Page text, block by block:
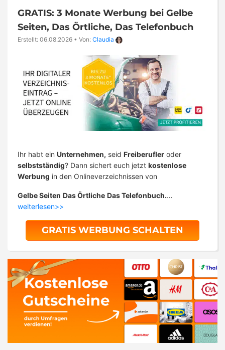
GRATIS: 3 Monate Werbung bei Gelbe
Seiten, Das Örtliche, Das Telefonbuch
Erstellt: 06.08.2026 • Von: Claudia
Ihr habt ein Unternehmen, seid Freiberufler oder
selbstständig? Dann sichert euch jetzt kostenlose
Werbung in den Onlineverzeichnissen von
Gelbe Seiten Das Örtliche Das Telefonbuch.…
weiterlesen>>
GRATIS WERBUNG SCHALTEN